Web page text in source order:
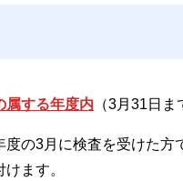
属する年度内 （3月31日ま
の3月に検査を受けた方
ます。